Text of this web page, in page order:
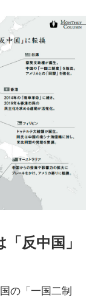
反中国」
の「一国二制